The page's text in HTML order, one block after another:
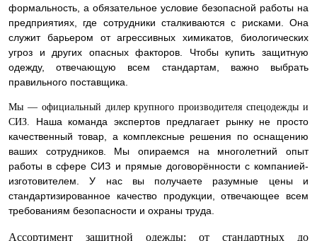
формальность, а обязательное условие безопасной работы на
предприятиях, где сотрудники сталкиваются с рисками. Она
служит барьером от агрессивных химикатов, биологических
угроз и других опасных факторов. Чтобы купить защитную
одежду, отвечающую всем стандартам, важно выбрать
правильного поставщика.
Мы — официальный дилер крупного производителя спецодежды и
СИЗ.
Наша команда экспертов предлагает рынку не просто
качественный товар, а комплексные решения по оснащению
ваших сотрудников. Мы опираемся на многолетний опыт
работы в сфере СИЗ и прямые договорённости с компанией-
изготовителем. У нас вы получаете разумные цены и
стандартизированное качество продукции, отвечающее всем
требованиям безопасности и охраны труда.
Ассортимент защитной одежды: от стандартных до